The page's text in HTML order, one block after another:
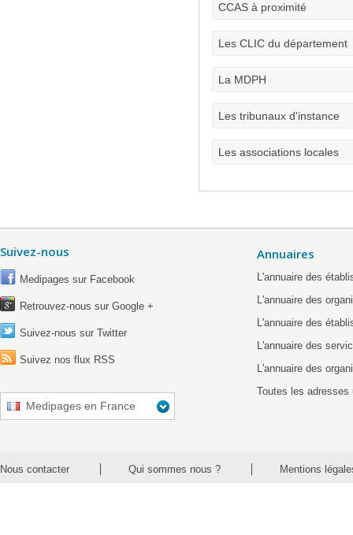
CCAS à proximité
Les CLIC du département
La MDPH
Les tribunaux d'instance
Les associations locales
Suivez-nous
Medipages sur Facebook
Retrouvez-nous sur Google +
Suivez-nous sur Twitter
Suivez nos flux RSS
Medipages en France
Annuaires
L'annuaire des
L'annuaire des
L'annuaire des
L'annuaire des
L'annuaire des
Toutes les adresses
Nous contacter Qui sommes nous ? Mentions